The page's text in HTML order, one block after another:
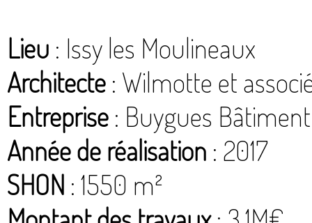
Lieu : Issy les Moulineaux
Architecte : Wilmotte et
Entreprise : Buygues
Année de réalisation : 2017
SHON : 1550 m²